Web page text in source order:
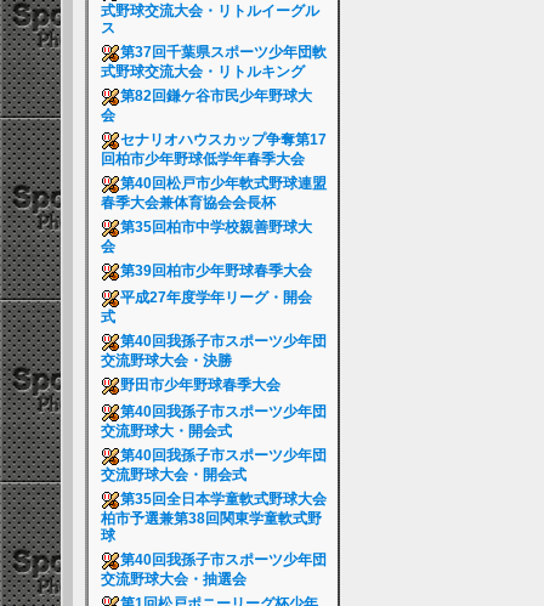
式野球交流大会・リトルイーグル
ス
第37回千葉県スポーツ少年団軟
式野球交流大会・リトルキング
第82回鎌ケ谷市民少年野球大
会
セナリオハウスカップ争奪第17
回柏市少年野球低学年春季大会
第40回松戸市少年軟式野球連盟
春季大会兼体育協会会長杯
第35回柏市中学校親善野球大
会
第39回柏市少年野球春季大会
平成27年度学年リーグ・開会
式
第40回我孫子市スポーツ少年団
交流野球大会・決勝
野田市少年野球春季大会
第40回我孫子市スポーツ少年団
交流野球大・開会式
第40回我孫子市スポーツ少年団
交流野球大会・開会式
第35回全日本学童軟式野球大会
柏市予選兼第38回関東学童軟式野
球
第40回我孫子市スポーツ少年団
交流野球大会・抽選会